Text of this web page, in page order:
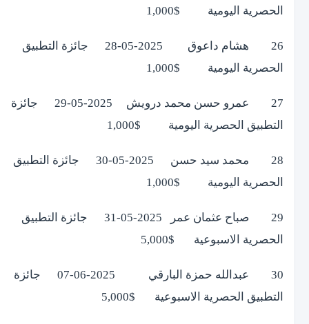
الحصرية اليومية $1,000
26 هشام داعوق 2025-05-28 جائزة التطبيق
الحصرية اليومية $1,000
27 عمرو حسن محمد درويش 2025-05-29 جائزة
التطبيق الحصرية اليومية $1,000
28 محمد سيد حسن 2025-05-30 جائزة التطبيق
الحصرية اليومية $1,000
29 صباح عثمان عمر 2025-05-31 جائزة التطبيق
الحصرية الاسبوعية $5,000
30 عبدالله حمزة البارقي 2025-06-07 جائزة
التطبيق الحصرية الاسبوعية $5,000